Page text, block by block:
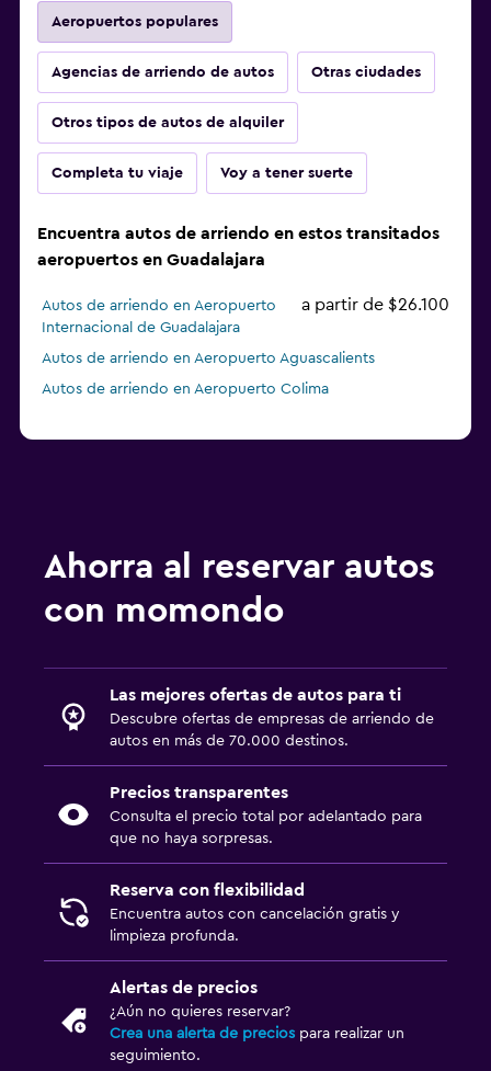
Aeropuertos populares
Agencias de arriendo de autos Otras ciudades
Otros tipos de autos de alquiler
Completa tu viaje Voy a tener suerte
Encuentra autos de arriendo en estos transitados
aeropuertos en Guadalajara
Autos de arriendo en Aeropuerto
Internacional de Guadalajara
a partir de $26.100
Autos de arriendo en Aeropuerto Aguascalients
Autos de arriendo en Aeropuerto Colima
Ahorra al reservar autos
con momondo
Las mejores ofertas de autos para ti
Descubre ofertas de empresas de arriendo de
autos en más de 70.000 destinos.
Precios transparentes
Consulta el precio total por adelantado para
que no haya sorpresas.
Reserva con flexibilidad
Encuentra autos con cancelación gratis y
limpieza profunda.
Alertas de precios
¿Aún no quieres reservar?
Crea una alerta de precios para realizar un
seguimiento.